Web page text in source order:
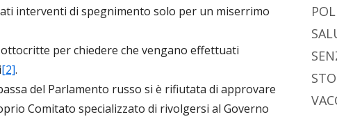
interventi di spegnimento solo per un miserrimo
per chiedere che vengano effettuati
[2].
del Parlamento russo si è rifiutata di approvare
Comitato specializzato di rivolgersi al Governo